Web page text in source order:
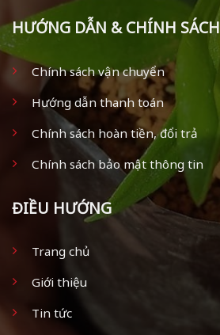
HƯỚNG DẪN & CHÍNH SÁCH
Chính sách vận chuyển
Hướng dẫn thanh toán
Chính sách hoàn tiền, đổi trả
Chính sách bảo mật thông tin
ĐIỀU HƯỚNG
Trang chủ
Giới thiệu
Tin tức